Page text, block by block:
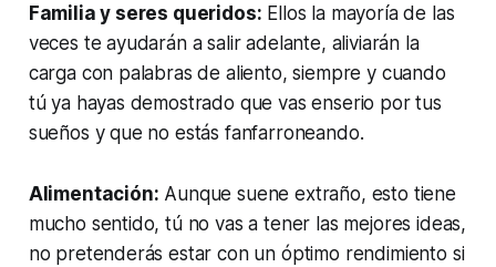
Familia y seres queridos: Ellos la mayoría de las
veces te ayudarán a salir adelante, aliviarán la
carga con palabras de aliento, siempre y cuando
tú ya hayas demostrado que vas enserio por tus
sueños y que no estás fanfarroneando.
Alimentación: Aunque suene extraño, esto tiene
mucho sentido, tú no vas a tener las mejores ideas,
no pretenderás estar con un óptimo rendimiento si